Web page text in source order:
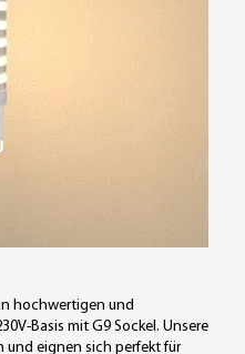
hochwertigen und
Basis mit G9 Sockel. Unsere
und eignen sich perfekt für